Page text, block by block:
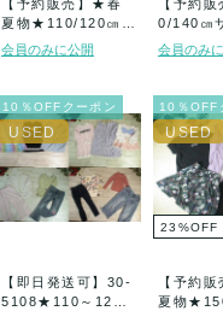
【予約販売】★春
夏物★110/120㎝サ
イズ・男子...
会員のみに公開
【予約
0/140㎝
子・子
会員のみ
10％OFFクーポン
【即日発送可】30-
5108★110～120
10％OFF
23 %OFF
【予約
夏物